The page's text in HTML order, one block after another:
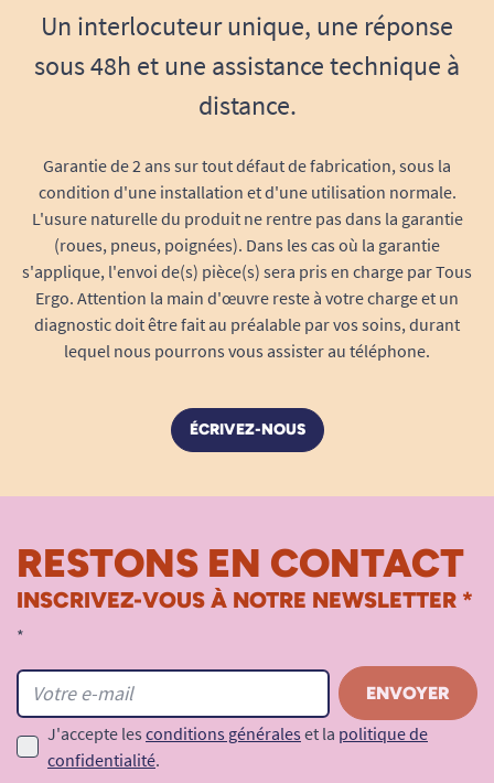
Un interlocuteur unique, une réponse
sous 48h et une assistance technique à
distance.
Garantie de 2 ans sur tout défaut de fabrication, sous la
condition d'une installation et d'une utilisation normale.
L'usure naturelle du produit ne rentre pas dans la garantie
(roues, pneus, poignées). Dans les cas où la garantie
s'applique, l'envoi de(s) pièce(s) sera pris en charge par Tous
Ergo. Attention la main d'œuvre reste à votre charge et un
diagnostic doit être fait au préalable par vos soins, durant
lequel nous pourrons vous assister au téléphone.
ÉCRIVEZ-NOUS
RESTONS EN CONTACT
INSCRIVEZ-VOUS À NOTRE NEWSLETTER *
*
J'accepte les conditions générales et la politique de
confidentialité.